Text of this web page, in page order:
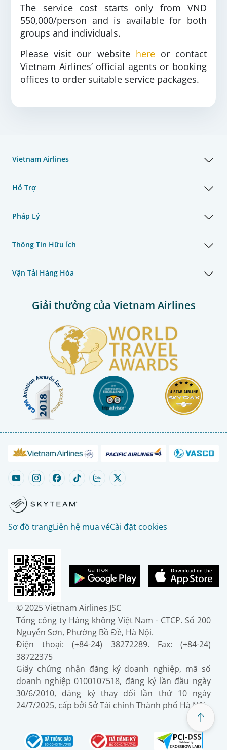
The service cost starts only from VND
550,000/person and is available for both
groups and individuals.
Please visit our website hereor contact
Vietnam Airlines’ official agents or booking
offices to order suitable service packages.
Vietnam Airlines
Hỗ Trợ
Pháp Lý
Thông Tin Hữu Ích
Vận Tải Hàng Hóa
Giải thưởng của Vietnam Airlines
Sơ đồ trangLiên hệ mua véCài đặt cookies
© 2025 Vietnam Airlines JSC
Tổng công ty Hàng không Việt Nam - CTCP. Số 200
Nguyễn Sơn, Phường Bồ Đề, Hà Nội.
Điện thoại: (+84-24) 38272289. Fax: (+84-24)
38722375
Giấy chứng nhận đăng ký doanh nghiệp, mã số
doanh nghiệp 0100107518, đăng ký lần đầu ngày
30/6/2010, đăng ký thay đổi lần thứ 10 ngày
24/7/2025, cấp bởi Sở Tài chính Thành phố Hà Nội.